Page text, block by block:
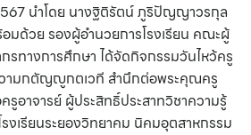
นำโดย นางฐิติรัตน์ ภูริปัญญาวรกุล
มด้วย รองผู้อำนวยการโรงเรียน คณะผู้
รทางการศึกษา ได้จัดกิจกรรมวันไหว้ครู
วามกตัญญูกตเวที สำนึกต่อพระคุณครู
รูอาจารย์ ผู้ประสิทธิ์ประสาทวิชาความรู้
งเรียนระยองวิทยาคม นิคมอุตสาหกรรม